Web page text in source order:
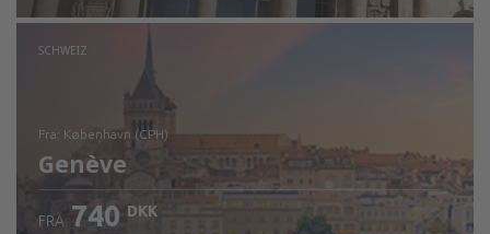
SCHWEIZ
fra: København (CPH)
Genève
FRA 740 DKK